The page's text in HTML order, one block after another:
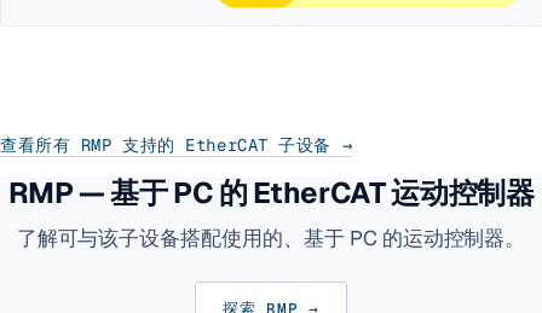
查看所有 RMP 支持的 EtherCAT 子设备 →
RMP — 基于 PC 的 EtherCAT 运动控制器
了解可与该子设备搭配使用的、基于 PC 的运动控制器。
探索 RMP →